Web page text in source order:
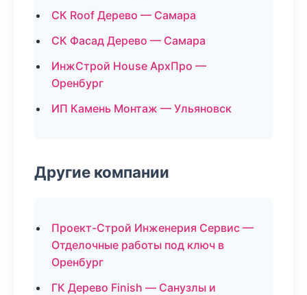
СК Roof Дерево — Самара
СК Фасад Дерево — Самара
ИнжСтрой House АрхПро —
Оренбург
ИП Камень Монтаж — Ульяновск
Другие компании
Проект-Строй Инженерия Сервис —
Отделочные работы под ключ в
Оренбург
ГК Дерево Finish — Санузлы и